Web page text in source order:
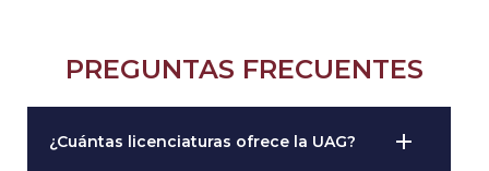
PREGUNTAS FRECUENTES
¿Cuántas licenciaturas ofrece la UAG? add